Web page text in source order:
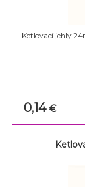
Ketlovací jehly
0,14€